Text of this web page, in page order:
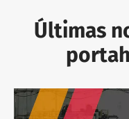
Últimas